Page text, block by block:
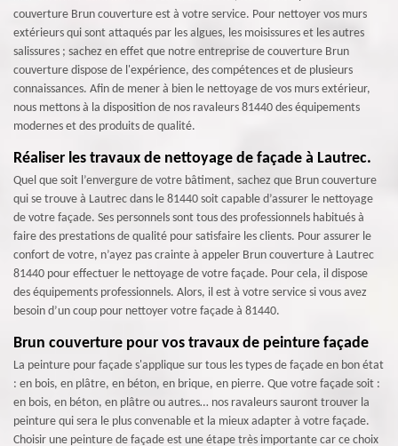
couverture Brun couverture est à votre service. Pour nettoyer vos murs
extérieurs qui sont attaqués par les algues, les moisissures et les autres
salissures ; sachez en effet que notre entreprise de couverture Brun
couverture dispose de l'expérience, des compétences et de plusieurs
connaissances. Afin de mener à bien le nettoyage de vos murs extérieur,
nous mettons à la disposition de nos ravaleurs 81440 des équipements
modernes et des produits de qualité.
Réaliser les travaux de nettoyage de façade à Lautrec.
Quel que soit l’envergure de votre bâtiment, sachez que Brun couverture
qui se trouve à Lautrec dans le 81440 soit capable d’assurer le nettoyage
de votre façade. Ses personnels sont tous des professionnels habitués à
faire des prestations de qualité pour satisfaire les clients. Pour assurer le
confort de votre, n’ayez pas crainte à appeler Brun couverture à Lautrec
81440 pour effectuer le nettoyage de votre façade. Pour cela, il dispose
des équipements professionnels. Alors, il est à votre service si vous avez
besoin d’un coup pour nettoyer votre façade à 81440.
Brun couverture pour vos travaux de peinture façade
La peinture pour façade s'applique sur tous les types de façade en bon état
: en bois, en plâtre, en béton, en brique, en pierre. Que votre façade soit :
en bois, en béton, en plâtre ou autres… nos ravaleurs sauront trouver la
peinture qui sera le plus convenable et la mieux adapter à votre façade.
Choisir une peinture de façade est une étape très importante car ce choix